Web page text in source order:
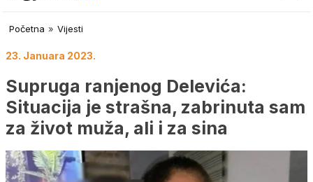
Početna » Vijesti
23. Januara 2023.
Supruga ranjenog Delevića:
Situacija je strašna, zabrinuta sam
za život muža, ali i za sina